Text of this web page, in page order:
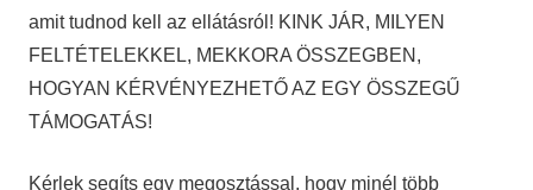
amit tudnod kell az ellátásról! KINK JÁR, MILYEN
FELTÉTELEKKEL, MEKKORA ÖSSZEGBEN,
HOGYAN KÉRVÉNYEZHETŐ AZ EGY ÖSSZEGŰ
TÁMOGATÁS!
Kérlek segíts egy megosztással, hogy minél több